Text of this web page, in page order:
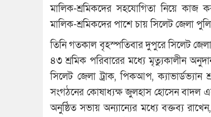
মালিক-শ্রমিকদের সহযোগিতা নিয়ে কাজ
মালিক-শ্রমিকদের পাশে চায় সিলেট জেলা
তিনি গতকাল বৃহস্পতিবার দুপুরে সিলেট
৪৩ শ্রমিক পরিবারের মধ্যে মৃত্যুকালীন
সিলেট জেলা ট্রাক, পিকআপ,
সংগঠনের কোষাধ্যক্ষ জুলহাস হোসেন বাদল
অনুষ্ঠিত সভায় অন্যান্যের মধ্যে বক্তব্য